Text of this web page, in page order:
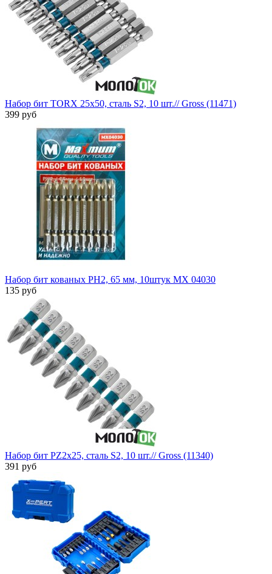
Набор бит TORX 25х50, сталь S2, 10 шт.// Gross (11471)
399 руб
Набор бит кованых PH2, 65 мм, 10штук MX 04030
135 руб
Набор бит PZ2х25, сталь S2, 10 шт.// Gross (11340)
391 руб